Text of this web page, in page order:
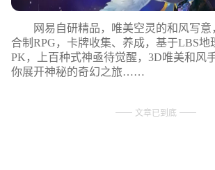
网易自研精品，唯美空灵的和风写意
合制RPG，卡牌收集、养成，基于LBS地
PK，上百种式神亟待觉醒，3D唯美和风
你展开神秘的奇幻之旅……
文章已到底